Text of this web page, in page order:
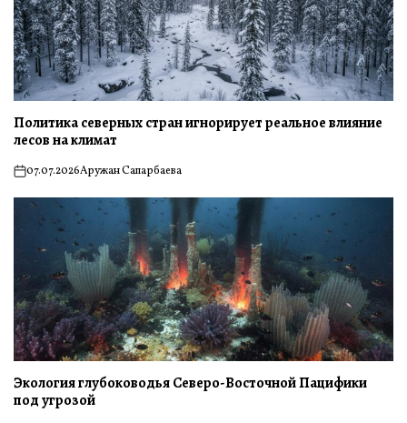
Политика северных стран игнорирует реальное влияние
лесов на климат
on07.07.2026Аружан Сапарбаева
Экология глубоководья Северо-Восточной Пацифики
под угрозой